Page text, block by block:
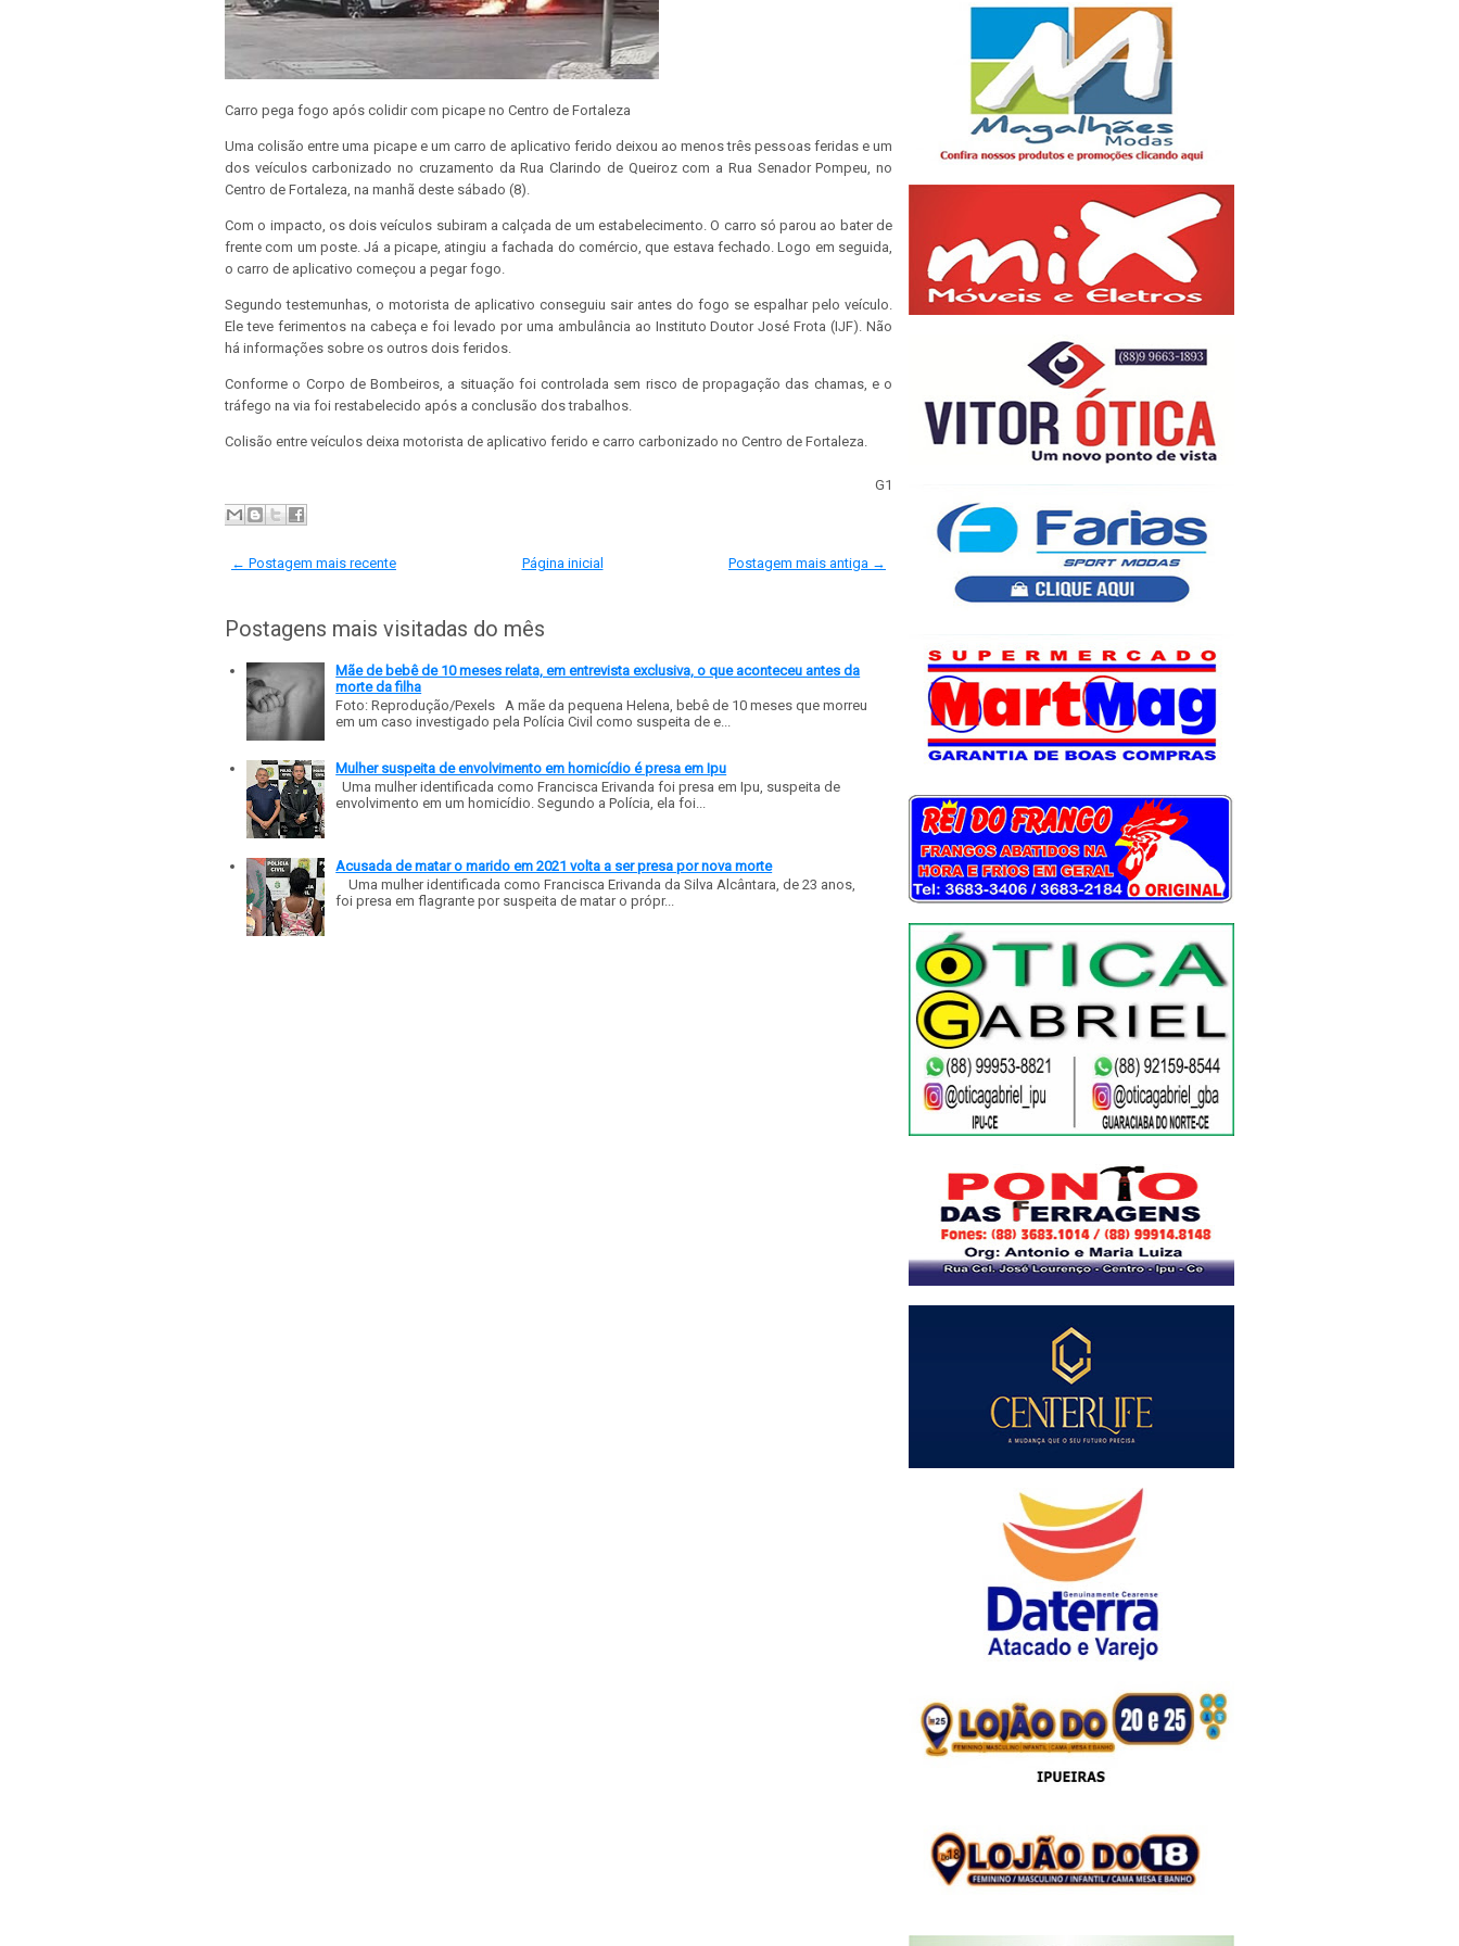
Carro pega fogo após colidir com picape no Centro de Fortaleza
Uma colisão entre uma picape e um carro de aplicativo ferido deixou ao menos três pessoas feridas e um
dos veículos carbonizado no cruzamento da Rua Clarindo de Queiroz com a Rua Senador Pompeu, no
Centro de Fortaleza, na manhã deste sábado (8).
Com o impacto, os dois veículos subiram a calçada de um estabelecimento. O carro só parou ao bater de
frente com um poste. Já a picape, atingiu a fachada do comércio, que estava fechado. Logo em seguida,
o carro de aplicativo começou a pegar fogo.
Segundo testemunhas, o motorista de aplicativo conseguiu sair antes do fogo se espalhar pelo veículo.
Ele teve ferimentos na cabeça e foi levado por uma ambulância ao Instituto Doutor José Frota (IJF). Não
há informações sobre os outros dois feridos.
Conforme o Corpo de Bombeiros, a situação foi controlada sem risco de propagação das chamas, e o
tráfego na via foi restabelecido após a conclusão dos trabalhos.
Colisão entre veículos deixa motorista de aplicativo ferido e carro carbonizado no Centro de Fortaleza.
G1
← Postagem mais recente Postagem mais antiga →
Página inicial
Postagens mais visitadas do mês
Mãe de bebê de 10 meses relata, em entrevista exclusiva, o que aconteceu antes da
morte da filha
Foto: Reprodução/Pexels A mãe da pequena Helena, bebê de 10 meses que morreu
em um caso investigado pela Polícia Civil como suspeita de e...
Mulher suspeita de envolvimento em homicídio é presa em Ipu
Uma mulher identificada como Francisca Erivanda foi presa em Ipu, suspeita de
envolvimento em um homicídio. Segundo a Polícia, ela foi...
Acusada de matar o marido em 2021 volta a ser presa por nova morte
Uma mulher identificada como Francisca Erivanda da Silva Alcântara, de 23 anos,
foi presa em flagrante por suspeita de matar o própr...